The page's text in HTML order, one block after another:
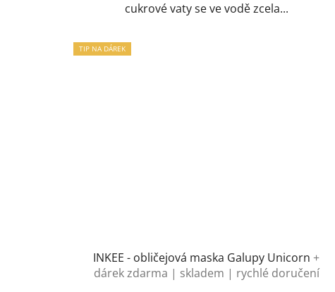
cukrové vaty se ve vodě zcela...
TIP NA DÁREK
INKEE - obličejová maska Galupy Unicorn+
dárek zdarma | skladem | rychlé doručení